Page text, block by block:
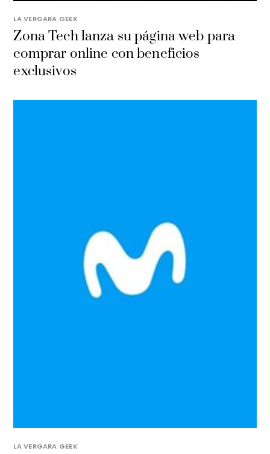
LA VERGARA GEEK
​Zona Tech lanza su página web para
comprar online con beneficios
exclusivos
LA VERGARA GEEK